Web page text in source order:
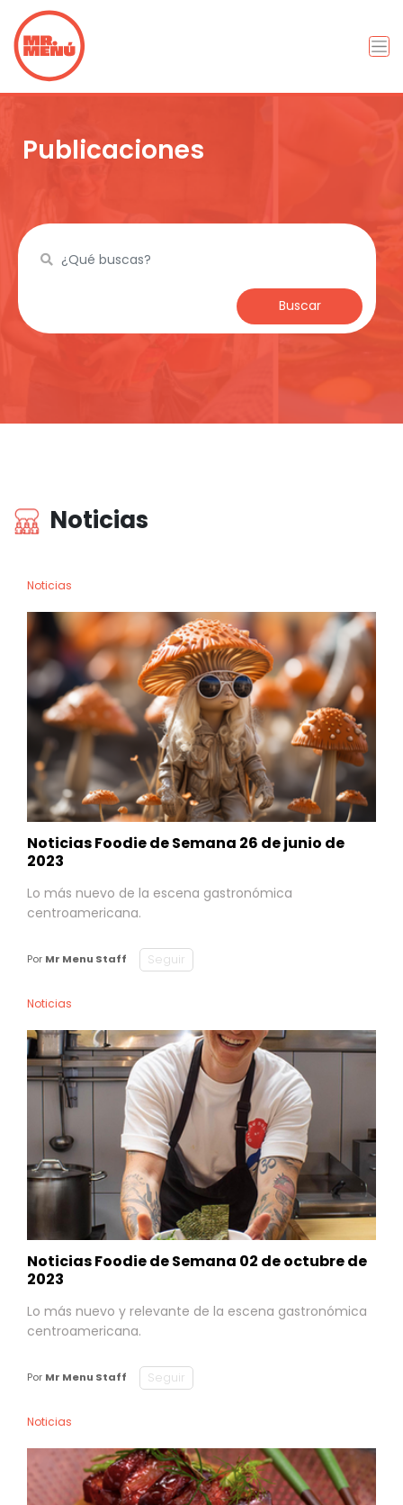
Publicaciones
Buscar
Noticias
Noticias
Noticias Foodie de Semana 26 de junio de
2023
Lo más nuevo de la escena gastronómica
centroamericana.
Por Mr Menu Staff Seguir
Noticias
Noticias Foodie de Semana 02 de octubre de
2023
Lo más nuevo y relevante de la escena gastronómica
centroamericana.
Por Mr Menu Staff Seguir
Noticias